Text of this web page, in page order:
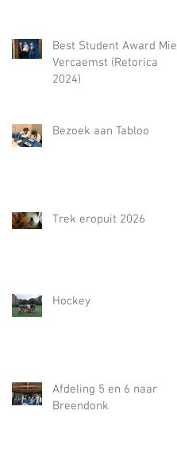
Best Student Award Miel
Vercaemst (Retorica
2024)
Bezoek aan Tabloo
Trek eropuit 2026
Hockey
Afdeling 5 en 6 naar
Breendonk